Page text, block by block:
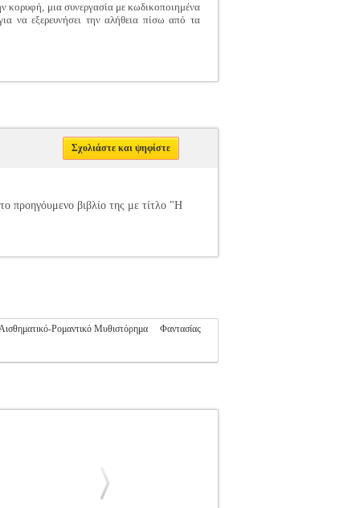
κορυφή, μια συνεργασία με κωδικοποιημένα
να εξερευνήσει την αλήθεια πίσω από τα
Σχολιάστε και ψηφίστε
προηγόυμενο βιβλίο της με τίτλο "Η
Ρομαντικό Μυθιστόρημα
Φαντασίας